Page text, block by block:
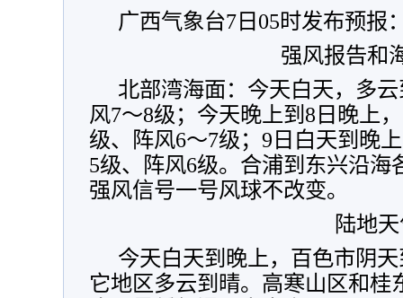
广西气象台7日05时发布预报
强风报告和
北部湾海面：今天白天，多
风7～8级；今天晚上到8日晚上
级、阵风6～7级；9日白天到晚
5级、阵风6级。合浦到东兴沿海
强风信号一号风球不改变。
陆地天
今天白天到晚上，百色市阴
它地区多云到晴。高寒山区和桂